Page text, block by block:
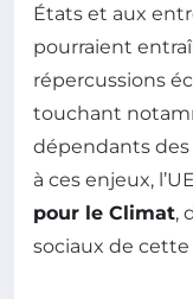
États et aux
pourraient
répercussions
touchant
dépendants des
à ces enjeux,
pour le Climat,
sociaux de